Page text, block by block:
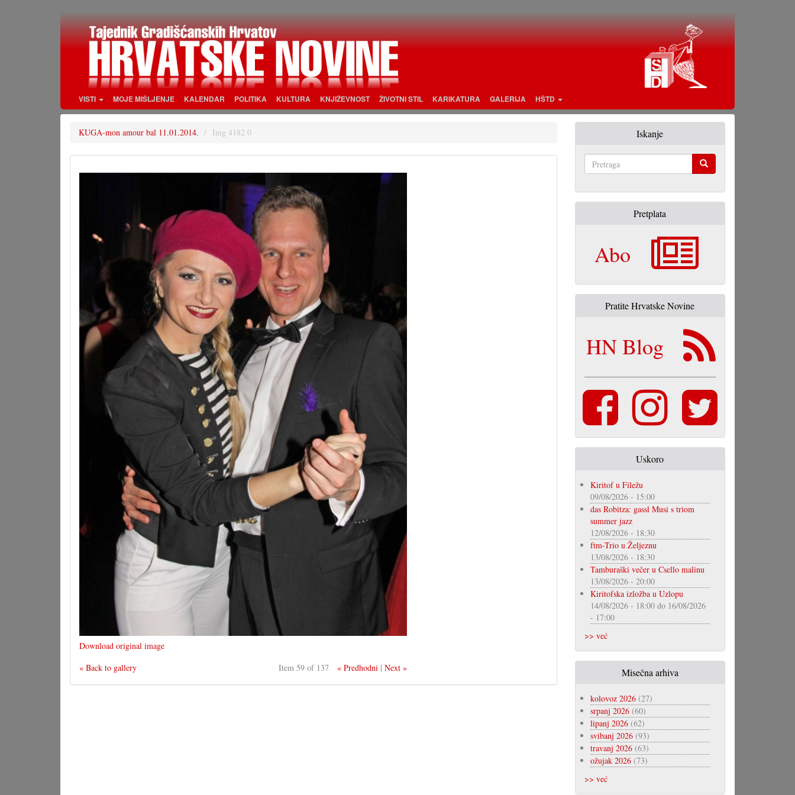
VISTI MOJE MIŠLJENJE KALENDAR POLITIKA KULTURA KNJIŽEVNOST ŽIVOTNI STIL KARIKATURA GALERIJA HŠTD
KUGA-mon amour bal 11.01.2014. Img 4182 0
Download original image
« Back to gallery
Item 59 of 137 « Predhodni |Next »
Iskanje
Pretplata
Abo
Pratite Hrvatske Novine
HN Blog
Uskoro
Kiritof u Filežu
09/08/2026 - 15:00
das Robitza: gassl Musi s triom
summer jazz
12/08/2026 - 18:30
ftm-Trio u Željeznu
13/08/2026 - 18:30
Tamburaški večer u Csello malinu
13/08/2026 - 20:00
Kiritofska izložba u Uzlopu
14/08/2026 - 18:00do 16/08/2026
- 17:00
>> već
Misečna arhiva
kolovoz 2026(27)
srpanj 2026(60)
lipanj 2026(62)
svibanj 2026(93)
travanj 2026(63)
ožujak 2026(73)
>> već